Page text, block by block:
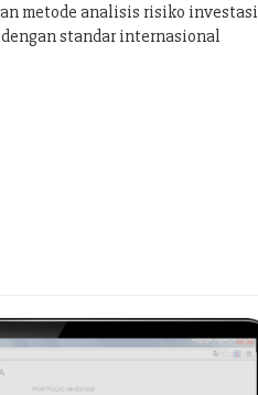
metode analisis risiko investasi
standar internasional